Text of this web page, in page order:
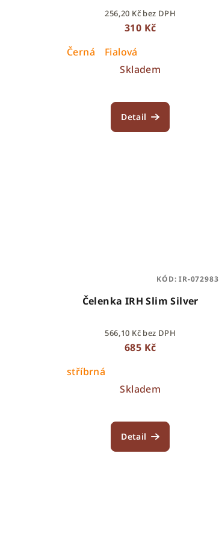
256,20 Kč bez DPH
310 Kč
Černá
Fialová
Skladem
Detail
Čelenka IRH Slim Silver
566,10 Kč bez DPH
685 Kč
stříbrná
Skladem
Detail
KÓD:IR-072983